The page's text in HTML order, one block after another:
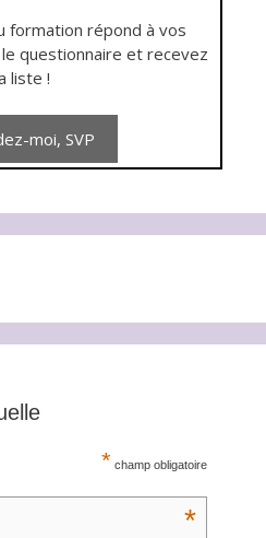
formation répond à vos
questionnaire et recevez
liste !
* champ obligatoire
*